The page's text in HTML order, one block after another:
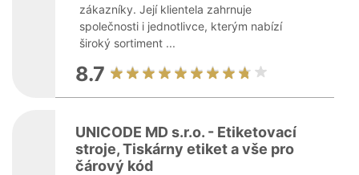
zákazníky. Její klientela zahrnuje
společnosti i jednotlivce, kterým nabízí
široký sortiment ...
8.7
UNICODE MD s.r.o. - Etiketovací
stroje, Tiskárny etiket a vše pro
čárový kód